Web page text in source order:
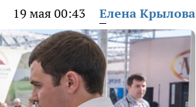
19 мая 00:43 Елена Крылова